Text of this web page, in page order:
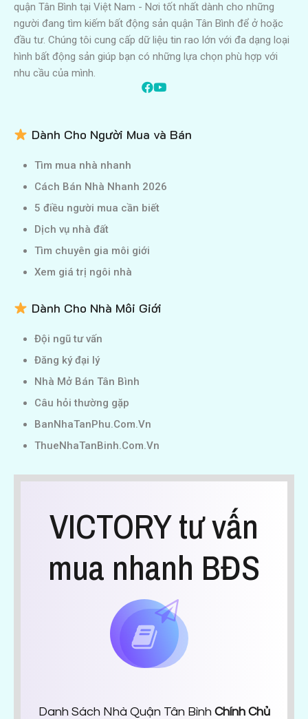
quận Tân Bình tại Việt Nam - Nơi tốt nhất dành cho những
người đang tìm kiếm bất động sản quận Tân Bình để ở hoặc
đầu tư. Chúng tôi cung cấp dữ liệu tin rao lớn với đa dạng loại
hình bất động sản giúp bạn có những lựa chọn phù hợp với
nhu cầu của mình.
Dành Cho Người Mua và Bán
Tìm mua nhà nhanh
Cách Bán Nhà Nhanh 2026
5 điều người mua cần biết
Dịch vụ nhà đất
Tìm chuyên gia môi giới
Xem giá trị ngôi nhà
Dành Cho Nhà Môi Giới
Đội ngũ tư vấn
Đăng ký đại lý
Nhà Mở Bán Tân Bình
Câu hỏi thường gặp
BanNhaTanPhu.Com.Vn
ThueNhaTanBinh.Com.Vn
VICTORY tư vấn
mua nhanh BĐS
Danh Sách Nhà Quận Tân Bình Chính Chủ